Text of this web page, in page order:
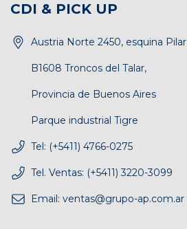
CDI & PICK UP
Austria Norte 2450, esquina Pilar
B1608 Troncos del Talar,
Provincia de Buenos Aires
Parque industrial Tigre
Tel: (+5411) 4766-0275
Tel. Ventas: (+5411) 3220-3099
Email: ventas@grupo-ap.com.ar